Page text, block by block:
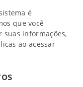
é
que você
informações,
ao acessar